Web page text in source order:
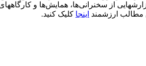
از سخنرانی‌ها، همایش‌ها و
مطالب ارزشمند اینجا کلیک کنید.